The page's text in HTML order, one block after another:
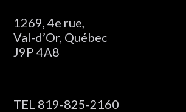
1269, 4e rue,
Val-d’Or, Québec
J9P 4A8
TEL 819-825-2160